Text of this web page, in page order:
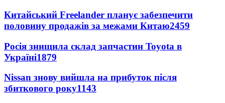
Китайський Freelander планує забезпечити
половину продажів за межами Китаю2459
Росія знищила склад запчастин Toyota в
Україні1879
Nissan знову вийшла на прибуток після
збиткового року1143